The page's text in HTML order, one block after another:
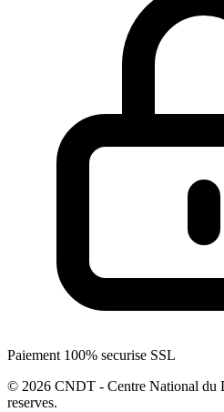
Paiement 100% securise SSL
© 2026 CNDT - Centre National du
reserves.